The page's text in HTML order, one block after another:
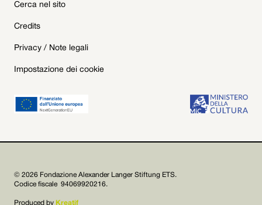
Cerca nel sito
Credits
Privacy / Note legali
Impostazione dei cookie
© 2026 Fondazione Alexander Langer Stiftung ETS.
Codice fiscale 94069920216.
Produced by Kreatif